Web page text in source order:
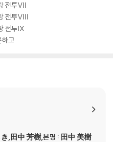
전투Ⅶ
전투Ⅷ
전투Ⅸ
고
,田中 芳樹,본명 : 田中 美樹